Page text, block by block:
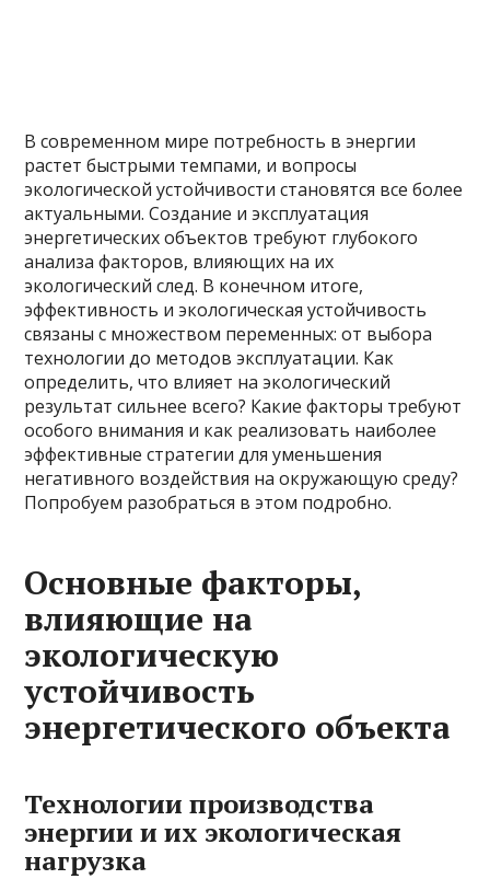
В современном мире потребность в энергии
растет быстрыми темпами, и вопросы
экологической устойчивости становятся все более
актуальными. Создание и эксплуатация
энергетических объектов требуют глубокого
анализа факторов, влияющих на их
экологический след. В конечном итоге,
эффективность и экологическая устойчивость
связаны с множеством переменных: от выбора
технологии до методов эксплуатации. Как
определить, что влияет на экологический
результат сильнее всего? Какие факторы требуют
особого внимания и как реализовать наиболее
эффективные стратегии для уменьшения
негативного воздействия на окружающую среду?
Попробуем разобраться в этом подробно.
Основные факторы,
влияющие на
экологическую
устойчивость
энергетического объекта
Технологии производства
энергии и их экологическая
нагрузка